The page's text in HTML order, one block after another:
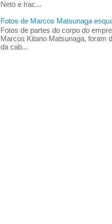
Neto e Irac...
Fotos de Marcos Matsunaga
Fotos de partes do corpo do
Marcos Kitano Matsunaga, foram
da cab...